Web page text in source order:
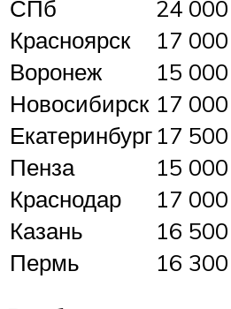
СПб
24 000
Красноярск
17 000
Воронеж
15 000
Новосибирск 17 000
Екатеринбург 17 500
Пенза
15 000
Краснодар
17 000
Казань
16 500
Пермь
16 300